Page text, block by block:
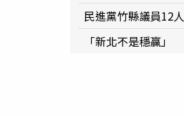
民進黨竹縣議員12
「新北不是穩贏